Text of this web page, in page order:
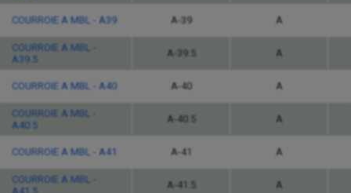
COURROIE A MBL - A39 A-39 A
COURROIE A MBL -
A39.5
A-39.5 A
COURROIE A MBL - A40 A-40 A
COURROIE A MBL -
A40.5
A-40.5 A
COURROIE A MBL - A41 A-41 A
COURROIE A MBL -
A-41.5 A